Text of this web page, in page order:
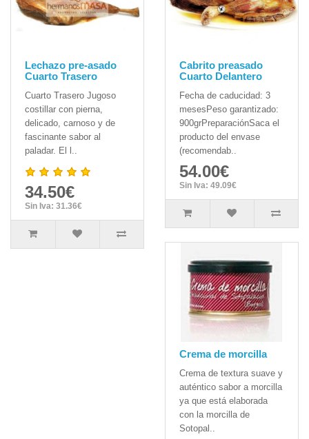
Lechazo pre-asado
Cuarto Trasero
Cuarto Trasero Jugoso
costillar con pierna,
delicado, carnoso y de
fascinante sabor al
paladar. El l..
34.50€
Sin Iva: 31.36€
Cabrito preasado
Cuarto Delantero
Fecha de caducidad: 3
mesesPeso garantizado:
900grPreparaciónSaca el
producto del envase
(recomendab..
54.00€
Sin Iva: 49.09€
Crema de morcilla
Crema de textura suave y
auténtico sabor a morcilla
ya que está elaborada
con la morcilla de
Sotopal..